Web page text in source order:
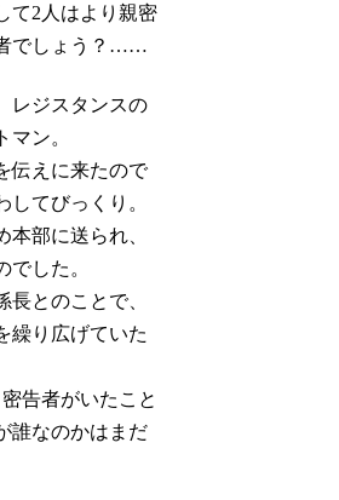
て2人はより親密
でしょう？……
レジスタンスの
マン。
伝えに来たので
てびっくり。
部に送られ、
でした。
長とのことで、
繰り広げていた
告者がいたこと
誰なのかはまだ